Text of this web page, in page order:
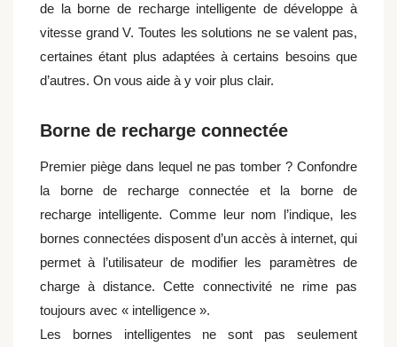
de la borne de recharge intelligente de développe à
vitesse grand V. Toutes les solutions ne se valent pas,
certaines étant plus adaptées à certains besoins que
d’autres. On vous aide à y voir plus clair.
Borne de recharge connectée
Premier piège dans lequel ne pas tomber ? Confondre
la borne de recharge connectée et la borne de
recharge intelligente. Comme leur nom l’indique, les
bornes connectées disposent d’un accès à internet, qui
permet à l’utilisateur de modifier les paramètres de
charge à distance. Cette connectivité ne rime pas
toujours avec « intelligence ».
Les bornes intelligentes ne sont pas seulement